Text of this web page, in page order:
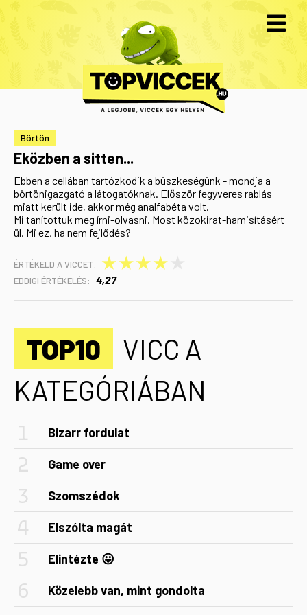
Börtön
Eközben a sitten...
Ebben a cellában tartózkodik a büszkeségünk - mondja a
börtönigazgató a látogatóknak. Először fegyveres rablás
miatt került ide, akkor még analfabéta volt.
Mi tanítottuk meg írni-olvasni. Most közokirat-hamisításért
ül. Mi ez, ha nem fejlődés?
ÉRTÉKELD A VICCET: ★
★
★
★
EDDIGI ÉRTÉKELÉS: 4,27
TOP10
VICC A
KATEGÓRIÁBAN
Bizarr fordulat
Game over
Szomszédok
Elszólta magát
Elintézte 😛
Közelebb van, mint gondolta